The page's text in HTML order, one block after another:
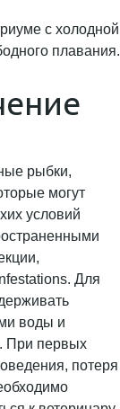
рыбки,
могут
условий
Для
воды и
При первых
потеря